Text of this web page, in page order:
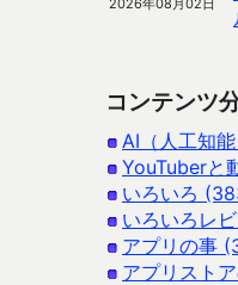
2026年08月02日
コンテンツ
AI（人工知
YouTuberと
いろいろ
いろいろレ
アプリの事
アプリスト